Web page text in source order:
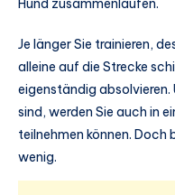
Hund zusammenlaufen.
Je länger Sie trainieren,
alleine auf die Strecke
eigenständig
sind, werden Sie auch in
teilnehmen können. Doch
wenig.